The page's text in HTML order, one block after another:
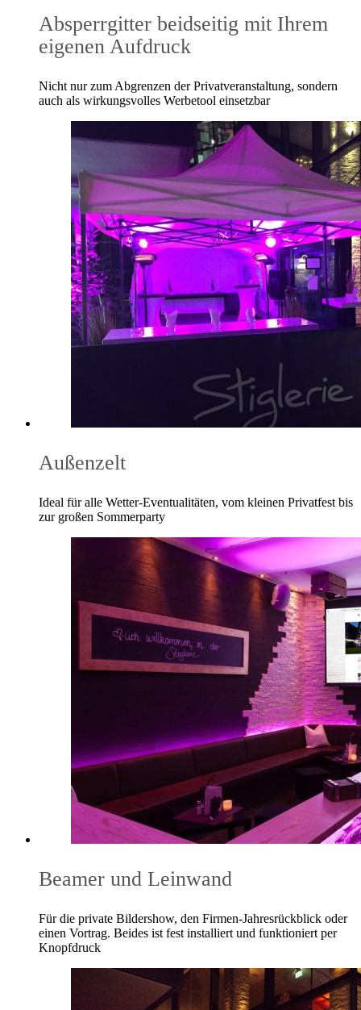
Absperrgitter beidseitig mit Ihrem
eigenen Aufdruck
Nicht nur zum Abgrenzen der Privatveranstaltung, sondern
auch als wirkungsvolles Werbetool einsetzbar
Außenzelt
Ideal für alle Wetter-Eventualitäten, vom kleinen Privatfest bis
zur großen Sommerparty
Beamer und Leinwand
Für die private Bildershow, den Firmen-Jahresrückblick oder
einen Vortrag. Beides ist fest installiert und funktioniert per
Knopfdruck